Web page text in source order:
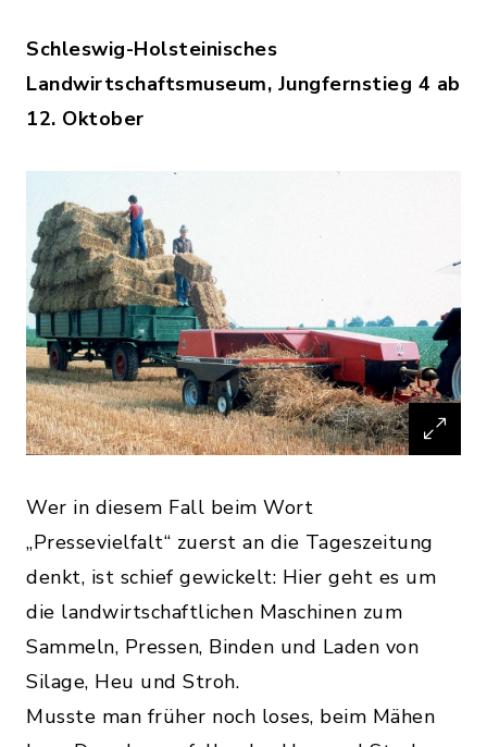
Schleswig-Holsteinisches
Landwirtschaftsmuseum, Jungfernstieg 4 ab
12. Oktober
Wer in diesem Fall beim Wort
„Pressevielfalt“ zuerst an die Tageszeitung
denkt, ist schief gewickelt: Hier geht es um
die landwirtschaftlichen Maschinen zum
Sammeln, Pressen, Binden und Laden von
Silage, Heu und Stroh.
Musste man früher noch loses, beim Mähen